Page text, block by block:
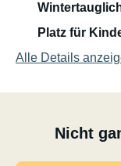
Platz für
Alle Details
Nicht